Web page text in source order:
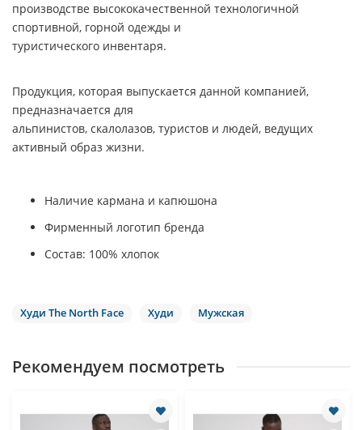
производстве высококачественной технологичной
спортивной, горной одежды и
туристического инвентаря.
Продукция, которая выпускается данной компанией,
предназначается для
альпинистов, скалолазов, туристов и людей, ведущих
активный образ жизни.
Наличие кармана и капюшона
Фирменный логотип бренда
Состав: 100% хлопок
Худи The North Face Худи Мужская
Рекомендуем посмотреть